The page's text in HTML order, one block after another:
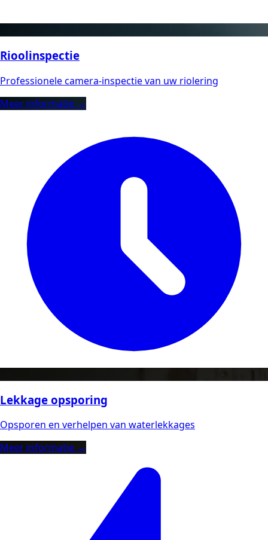
Rioolinspectie
Professionele camera-inspectie van uw riolering
Meer informatie →
Lekkage opsporing
Opsporen en verhelpen van waterlekkages
Meer informatie →